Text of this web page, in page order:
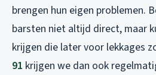
brengen hun eigen problemen.
barsten niet altijd direct, maar
krijgen die later voor lekkages
91 krijgen we dan ook